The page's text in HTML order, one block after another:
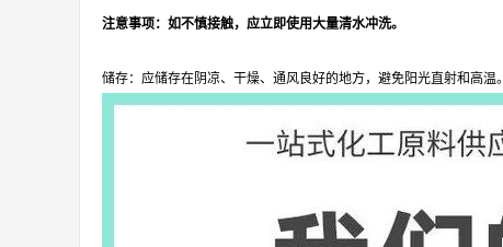
注意事项：如不慎接触，应立即使用大量清水冲洗。
储存：应储存在阴凉、干燥、通风良好的地方，避免阳光直射和高温。